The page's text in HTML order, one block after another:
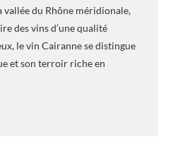
vallée du Rhône méridionale,
des vins d’une qualité
le vin Cairanne se distingue
et son terroir riche en